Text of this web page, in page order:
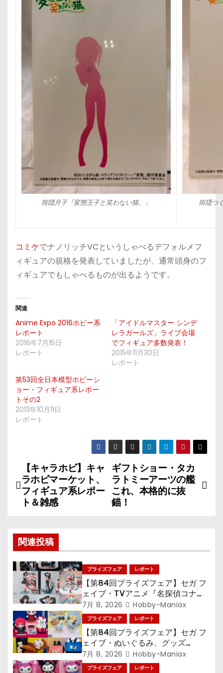
筒隠月子『変態王子と笑わない猫。」 筒隠つ
コミケでナノリッチVCというしゃべるデフォルメフ
ィギュアの規格を発表していましたが、通常頭身のフ
ィギュアでもしゃべるものが出るようです。
関連
Anime Expo 2016ホビー系
レポート
2016年7月15日
レポート
「アイドルマスター シンデ
レラガールズ」ライブ会場
でフィギュア多数発表！
2015年11月30日
レポート
第53回全日本模型ホビーシ
ョー・フィギュア系レポー
トその2
2013年10月11日
レポート
投
稿
ビ
ゲ
ー
シ
ョ
ン
ギフトショー・タカ
ラトミーアーツの艦
これ、本格的に抜
錨！
【キャラホビ】キャ
ラホビマーケット、
フィギュア系レポー
ト＆雑感
関連投稿
プライズフェア レポート
【第84回プライズフェア】セガ フ
ェイブ・TVアニメ『名探偵コナ
ン』TVアニメ『呪術廻戦』『〈物
語〉シリーズ』「初音ミク」
7月 8, 2026 Hobby-Maniax
プライズフェア レポート
【第84回プライズフェア】セガ フ
ェイブ・ぬいぐるみ、グッズ
『LiSA』『ミニオン』『おさるの
ジョージ』『ポケットモンスター』
7月 8, 2026 Hobby-Maniax
プライズフェア レポート